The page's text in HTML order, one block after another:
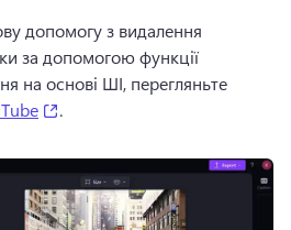
допомогу з видалення
за допомогою функції
на основі ШІ, перегляньте
(opens in a new tab)
.